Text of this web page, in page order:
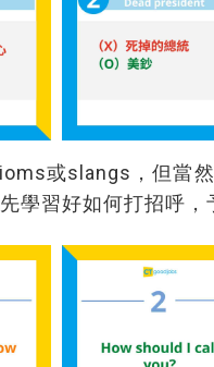
或slangs，但當
學習好如何打招呼，